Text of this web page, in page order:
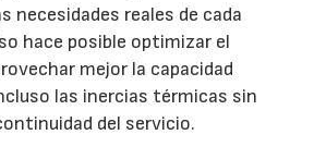
necesidades reales de cada
hace posible optimizar el
mejor la capacidad
las inercias térmicas sin
del servicio.